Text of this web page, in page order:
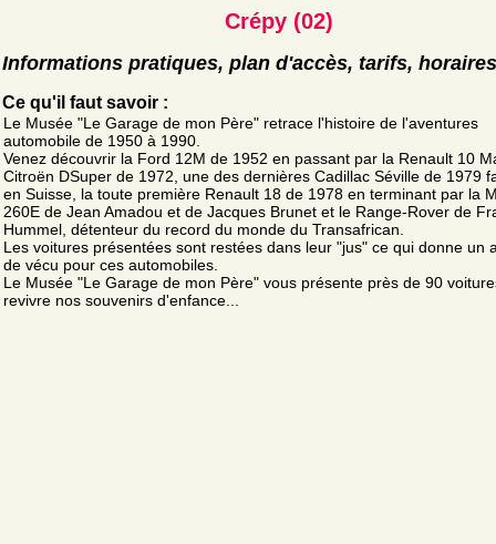
Crépy (02)
Informations pratiques, plan d'accès, tarifs, horaires
Ce qu'il faut savoir :
Le Musée "Le Garage de mon Père" retrace l'histoire de l'aventures
automobile de 1950 à 1990.
Venez découvrir la Ford 12M de 1952 en passant par la Renault 10
Citroën DSuper de 1972, une des dernières Cadillac Séville de 1979
en Suisse, la toute première Renault 18 de 1978 en terminant par la
260E de Jean Amadou et de Jacques Brunet et le Range-Rover de
Hummel, détenteur du record du monde du Transafrican.
Les voitures présentées sont restées dans leur "jus" ce qui donne un
de vécu pour ces automobiles.
Le Musée "Le Garage de mon Père" vous présente près de 90
revivre nos souvenirs d'enfance...